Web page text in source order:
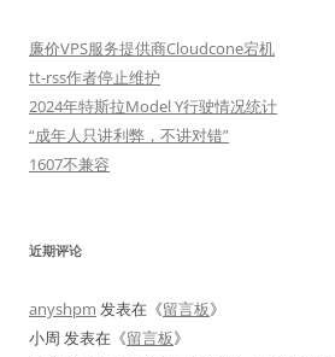
廉价VPS服务提供商Cloudcone宕机
tt-rss作者停止维护
2024年特斯拉Model Y行驶情况统计
“成年人只讲利弊，不讲对错”
1607不兼容
近期评论
anyshpm 发表在《留言板》
小周 发表在《留言板》